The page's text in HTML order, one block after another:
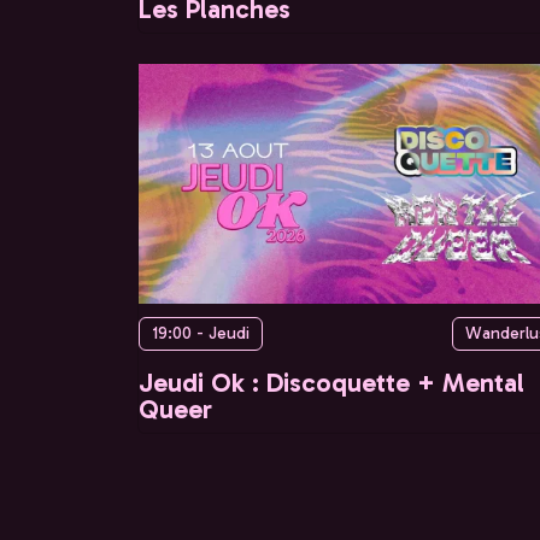
Les Planches
19:00 - Jeudi
Jeudi Ok : Discoquette + Mental
Queer